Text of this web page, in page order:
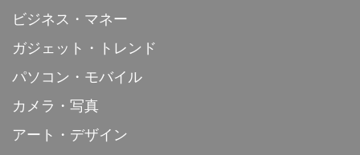
ビジネス・マネー
ガジェット・トレンド
パソコン・モバイル
カメラ・写真
アート・デザイン